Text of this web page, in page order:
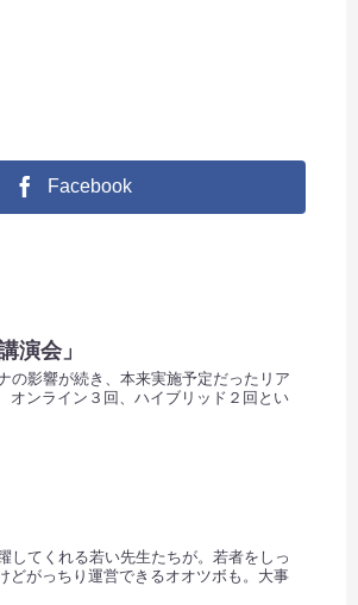
Facebook
演会」
の影響が続き、本来実施予定だったリア
オンライン３回、ハイブリッド２回とい
してくれる若い先生たちが。若者をしっ
どがっちり運営できるオオツボも。大事